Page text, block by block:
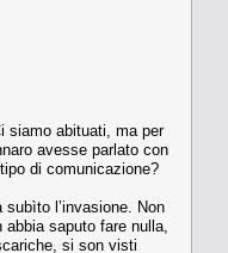
siamo abituati, ma per
avesse parlato con
di comunicazione?
l’invasione. Non
saputo fare nulla,
si son visti